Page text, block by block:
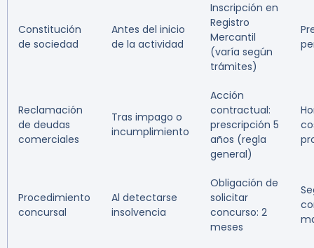
Constitución
de sociedad
Antes del inicio
de la actividad
Inscripción en
Registro
Mercantil
(varía según
trámites)
Reclamación
de deudas
comerciales
Tras impago o
incumplimiento
Acción
contractual:
prescripción 5
años (regla
general)
Procedimiento
concursal
Al detectarse
insolvencia
Obligación de
solicitar
concurso: 2
meses